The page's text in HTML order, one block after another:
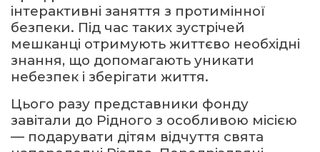
інтерактивні заняття з протимінної
безпеки. Під час таких зустрічей
мешканці отримують життєво необхідні
знання, що допомагають уникати
небезпек і зберігати життя.
Цього разу представники фонду
завітали до Рідного з особливою місією
— подарувати дітям відчуття свята